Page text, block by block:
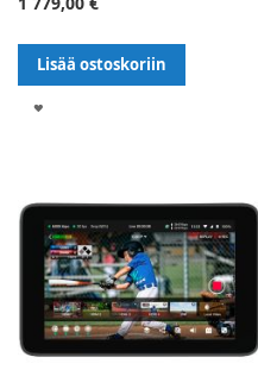
Lisää ostoskoriin